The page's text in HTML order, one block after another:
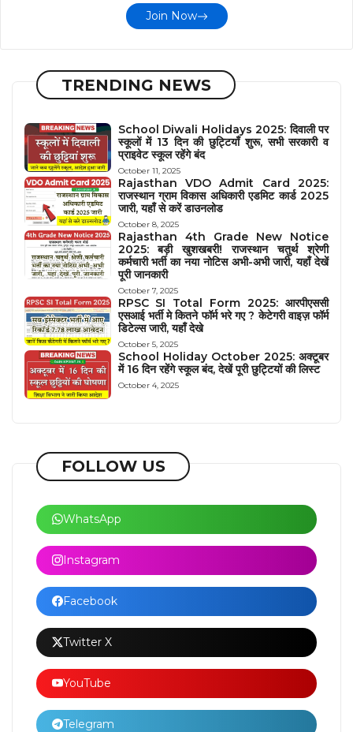
Join Now
TRENDING NEWS
School Diwali Holidays 2025: दिवाली पर
स्कूलों में 13 दिन की छुट्टियाँ शुरू, सभी सरकारी व
प्राइवेट स्कूल रहेंगे बंद
October 11, 2025
Rajasthan VDO Admit Card 2025:
राजस्थान ग्राम विकास अधिकारी एडमिट कार्ड 2025
जारी, यहाँ से करें डाउनलोड
October 8, 2025
Rajasthan 4th Grade New Notice
2025: बड़ी खुशखबरी! राजस्थान चतुर्थ श्रेणी
कर्मचारी भर्ती का नया नोटिस अभी-अभी जारी, यहाँ देखें
पूरी जानकारी
October 7, 2025
RPSC SI Total Form 2025: आरपीएससी
एसआई भर्ती मे कितने फॉर्म भरे गए ? केटेगरी वाइज़ फॉर्म
डिटेल्स जारी, यहाँ देखे
October 5, 2025
School Holiday October 2025: अक्टूबर
में 16 दिन रहेंगे स्कूल बंद, देखें पूरी छुट्टियों की लिस्ट
October 4, 2025
FOLLOW US
WhatsApp
Instagram
Facebook
Twitter X
YouTube
Telegram